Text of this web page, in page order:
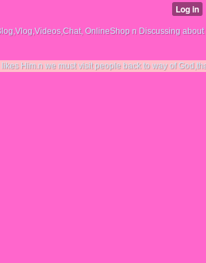
OnlineShop n Discussing
must visit people back to way of God,that him